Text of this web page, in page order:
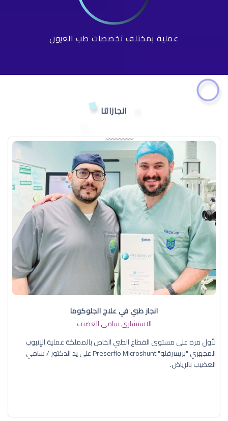
عملية بمختلف تخصصات طب العيون
انجازاتنا
انجاز طبي في علاج الجلوكوما
الاستشاري سامي العضيب
لأول مرة على مستوى القطاع الطبي الخاص بالمملكة عملية الإنبوب
المجهري "بريسرفلو" Preserflo Microshunt على يد الدكتور / سامي
العضيب بالرياض.